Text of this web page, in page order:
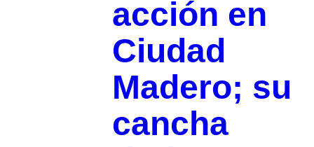
acción en
Ciudad
Madero; su
cancha